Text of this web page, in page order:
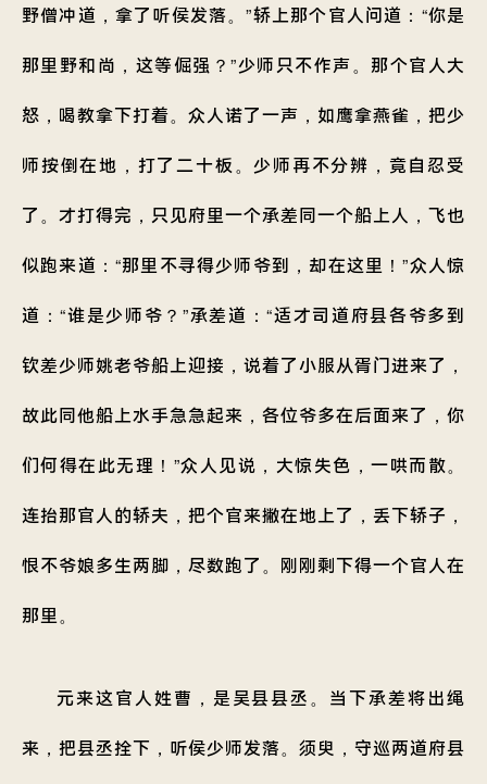
野僧冲道，拿了听侯发落。”轿上那个官人问道：“你是
那里野和尚，这等倔强？”少师只不作声。那个官人大
怒，喝教拿下打着。众人诺了一声，如鹰拿燕雀，把少
师按倒在地，打了二十板。少师再不分辨，竟自忍受
了。才打得完，只见府里一个承差同一个船上人，飞也
似跑来道：“那里不寻得少师爷到，却在这里！”众人惊
道：“谁是少师爷？”承差道：“适才司道府县各爷多到
钦差少师姚老爷船上迎接，说着了小服从胥门进来了，
故此同他船上水手急急起来，各位爷多在后面来了，你
们何得在此无理！”众人见说，大惊失色，一哄而散。
连抬那官人的轿夫，把个官来撇在地上了，丢下轿子，
恨不爷娘多生两脚，尽数跑了。刚刚剩下得一个官人在
那里。
元来这官人姓曹，是吴县县丞。当下承差将出绳
来，把县丞拴下，听侯少师发落。须臾，守巡两道府县